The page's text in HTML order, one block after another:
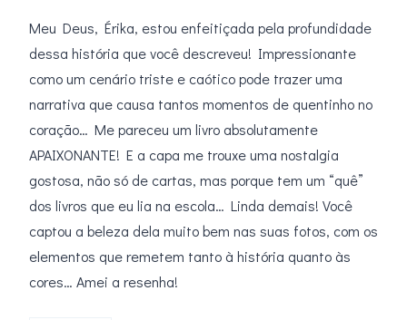
Meu Deus, Érika, estou enfeitiçada pela profundidade
dessa história que você descreveu! Impressionante
como um cenário triste e caótico pode trazer uma
narrativa que causa tantos momentos de quentinho no
coração… Me pareceu um livro absolutamente
APAIXONANTE! E a capa me trouxe uma nostalgia
gostosa, não só de cartas, mas porque tem um “quê”
dos livros que eu lia na escola… Linda demais! Você
captou a beleza dela muito bem nas suas fotos, com os
elementos que remetem tanto à história quanto às
cores… Amei a resenha!